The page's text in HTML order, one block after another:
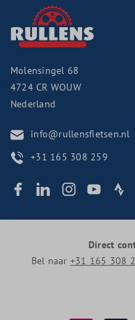
Molensingel 68
4724 CR WOUW
Nederland
info@rullensfietsen.nl
+31 165 308 259
Direct
Bel naar +31 165 308